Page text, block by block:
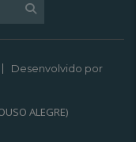
Desenvolvido por
ALEGRE)